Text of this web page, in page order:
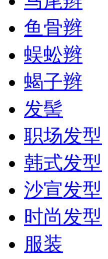
鱼骨辫
蜈蚣辫
蝎子辫
发髻
职场发型
韩式发型
沙宣发型
时尚发型
服装